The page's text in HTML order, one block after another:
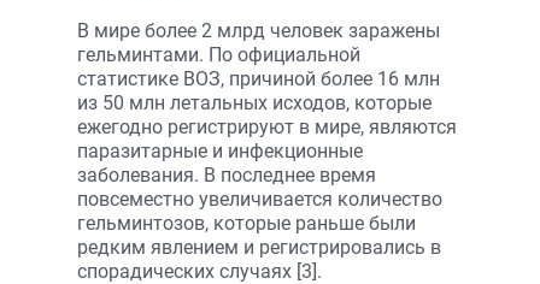
В мире более 2 млрд человек заражены
гельминтами. По официальной
статистике ВОЗ, причиной более 16 млн
из 50 млн летальных исходов, которые
ежегодно регистрируют в мире, являются
паразитарные и инфекционные
заболевания. В последнее время
повсеместно увеличивается количество
гельминтозов, которые раньше были
редким явлением и регистрировались в
спорадических случаях [3].